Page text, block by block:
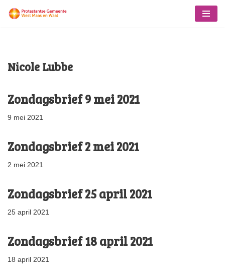
inhoud
Nicole Lubbe
Zondagsbrief 9 mei 2021
9 mei 2021
Zondagsbrief 2 mei 2021
2 mei 2021
Zondagsbrief 25 april 2021
25 april 2021
Zondagsbrief 18 april 2021
18 april 2021